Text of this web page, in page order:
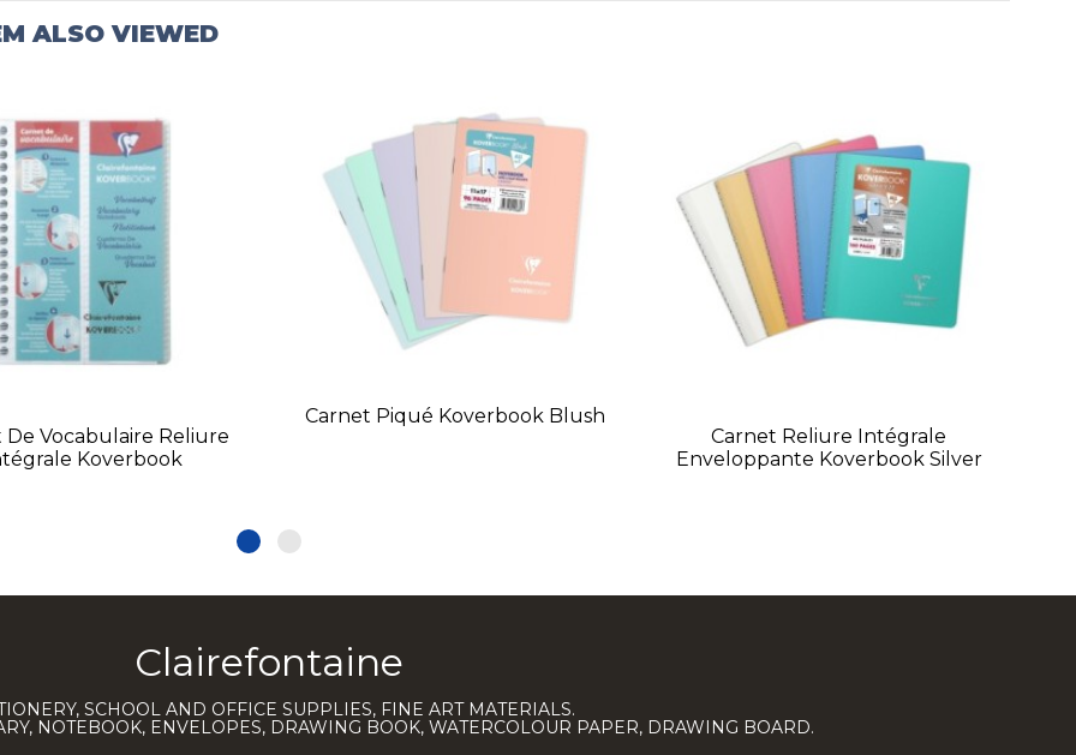
ALSO VIEWED
De Vocabulaire Reliure
Koverbook
Carnet Piqué Koverbook Blush
Carnet Reliure Intégrale
Enveloppante Koverbook Silver
Clairefontaine
SCHOOL AND OFFICE SUPPLIES, FINE ART MATERIALS.
NOTEBOOK, ENVELOPES, DRAWING BOOK, WATERCOLOUR PAPER, DRAWING BOARD.